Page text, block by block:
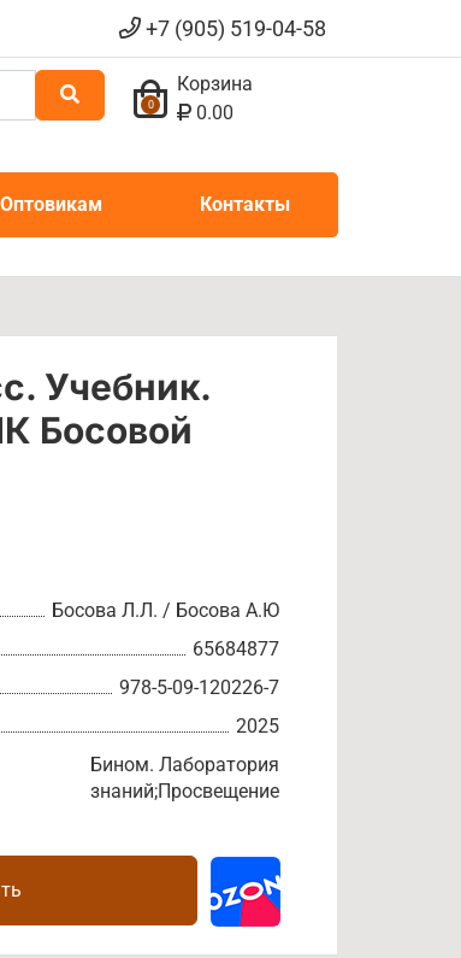
+7 (905) 519-04-58
0
Корзина
0.00
Оптовикам Контакты
Учебник.
Босовой
Босова Л.Л. / Босова А.Ю
65684877
978-5-09-120226-7
2025
Бином. Лаборатория
знаний;Просвещение